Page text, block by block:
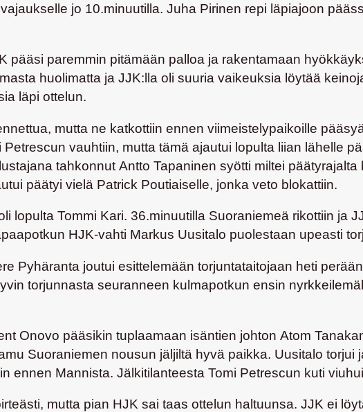
jo 10.minuutilla. Juha Pirinen repi läpiajoon
pääsi paremmin pitämään palloa ja rakentamaan
huolimatta ja JJK:lla oli suuria vaikeuksia löytää
läpi ottelun.
mutta ne katkottiin ennen viimeistelypaikoille
Petrescun vauhtiin, mutta tämä ajautui lopulta liian lähelle
tahkonnut Antto Tapaninen syötti miltei
päätyi vielä Patrick Poutiaiselle, jonka veto blokattiin.
lopulta Tommi Kari. 36.minuutilla Suoraniemeä rikottiin ja
HJK-vahti Markus Uusitalo puolestaan upeasti
Pyhäranta joutui esittelemään torjuntataitojaan heti
torjunnasta seuranneen kulmapotkun ensin
Onovo pääsikin tuplaamaan isäntien johton Atom
Suoraniemen nousun jäljiltä hyvä paikka. Uusitalo torjui
ennen Mannista. Jälkitilanteesta Tomi Petrescun kuti
mutta pian HJK sai taas ottelun haltuunsa. JJK ei